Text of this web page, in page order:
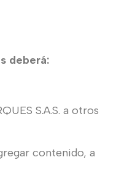
deberá:
S.A.S. a otros
contenido, a